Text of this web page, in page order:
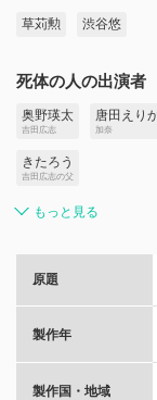
草苅勲 渋谷悠
死体の人の出演者
奥野瑛太
吉⽥広志
唐田えり
加奈
きたろう
吉田広志の父
もっと見る
原題
製作年
製作国・地域